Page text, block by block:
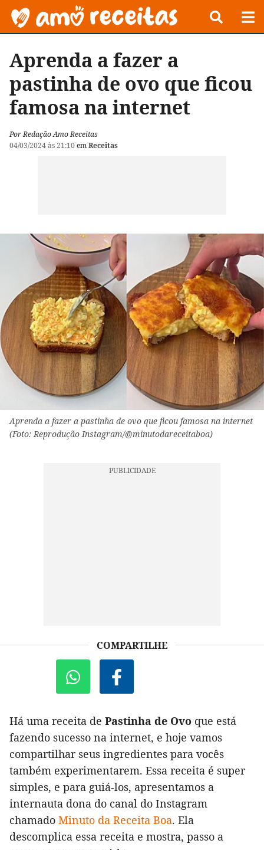
Aprenda a fazer a
pastinha de ovo que ficou
famosa na internet
Por Redação Amo Receitas
04/03/2024 às 21:10 emReceitas
Aprenda a fazer a pastinha de ovo que ficou famosa na internet
(Foto: Reprodução Instagram/@minutodareceitaboa)
COMPARTILHE
Há uma receita de Pastinha de Ovo que está
fazendo sucesso na internet, e hoje vamos
compartilhar seus ingredientes para vocês
também experimentarem. Essa receita é super
simples, e para guiá-los, apresentamos a
internauta dona do canal do Instagram
chamado Minuto da Receita Boa. Ela
descomplica essa receita e mostra, passo a